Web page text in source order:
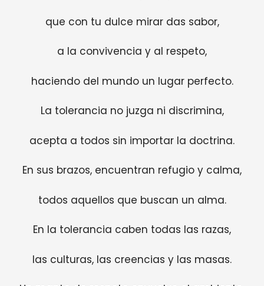
que con tu dulce mirar das sabor,
a la convivencia y al respeto,
haciendo del mundo un lugar perfecto.
La tolerancia no juzga ni discrimina,
acepta a todos sin importar la doctrina.
En sus brazos, encuentran refugio y calma,
todos aquellos que buscan un alma.
En la tolerancia caben todas las razas,
las culturas, las creencias y las masas.